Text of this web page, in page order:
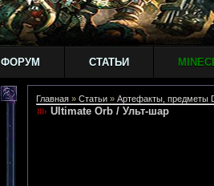
ФОРУМ СТАТЬИ
Главная » Статьи » Артефакты, предметы
Ultimate Orb / Ульт-шар